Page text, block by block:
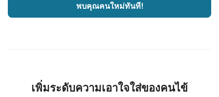
พบคุณคนใหม่ทันที!
เพิ่มระดับความเอาใจใส่ของคนไข้